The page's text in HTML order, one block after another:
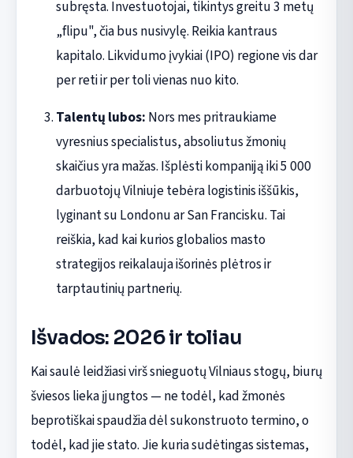
subręsta. Investuotojai, tikintys greitu 3 metų
„flipu", čia bus nusivylę. Reikia kantraus
kapitalo. Likvidumo įvykiai (IPO) regione vis dar
per reti ir per toli vienas nuo kito.
Talentų lubos: Nors mes pritraukiame
vyresnius specialistus, absoliutus žmonių
skaičius yra mažas. Išplėsti kompaniją iki 5 000
darbuotojų Vilniuje tebėra logistinis iššūkis,
lyginant su Londonu ar San Francisku. Tai
reiškia, kad kai kurios globalios masto
strategijos reikalauja išorinės plėtros ir
tarptautinių partnerių.
Išvados: 2026 ir toliau
Kai saulė leidžiasi virš snieguotų Vilniaus stogų, biurų
šviesos lieka įjungtos — ne todėl, kad žmonės
beprotiškai spaudžia dėl sukonstruoto termino, o
todėl, kad jie stato. Jie kuria sudėtingas sistemas,